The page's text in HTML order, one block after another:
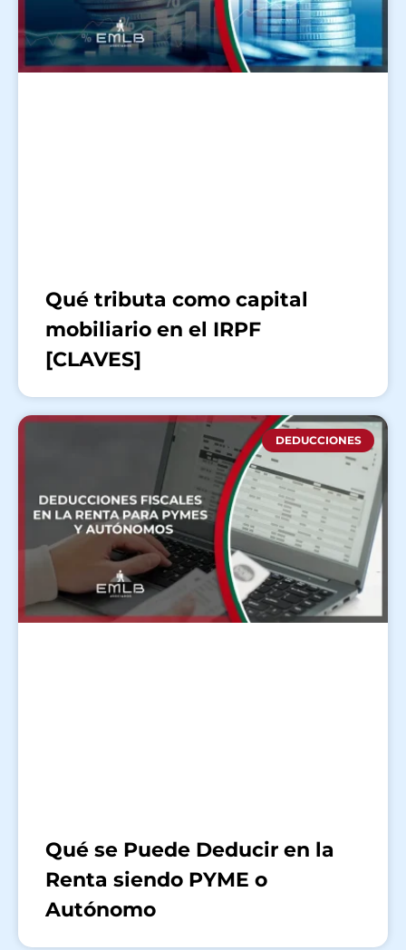
Qué tributa como capital
mobiliario en el IRPF
[CLAVES]
DEDUCCIONES
Qué se Puede Deducir en la
Renta siendo PYME o
Autónomo